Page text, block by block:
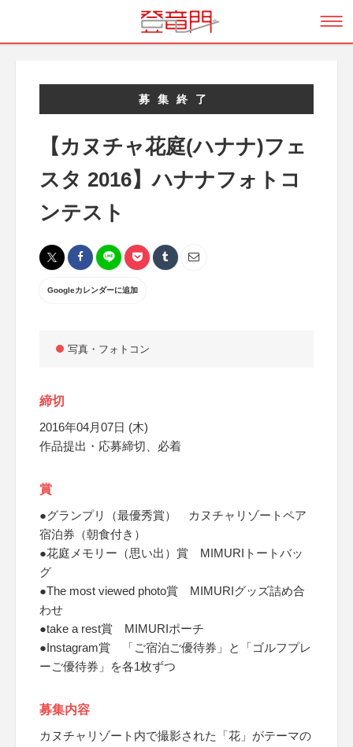
募集終了
【カヌチャ花庭(ハナナ)フェ
スタ 2016】ハナナフォトコ
ンテスト
Googleカレンダーに追加
写真・フォトコン
締切
2016年04月07日 (木)
作品提出・応募締切、必着
賞
●グランプリ（最優秀賞） カヌチャリゾートペア
宿泊券（朝食付き）
●花庭メモリー（思い出）賞 MIMURIトートバッ
グ
●The most viewed photo賞 MIMURIグッズ詰め合
わせ
●take a rest賞 MIMURIポーチ
●Instagram賞 「ご宿泊ご優待券」と「ゴルフプレ
ーご優待券」を各1枚ずつ
募集内容
カヌチャリゾート内で撮影された「花」がテーマの